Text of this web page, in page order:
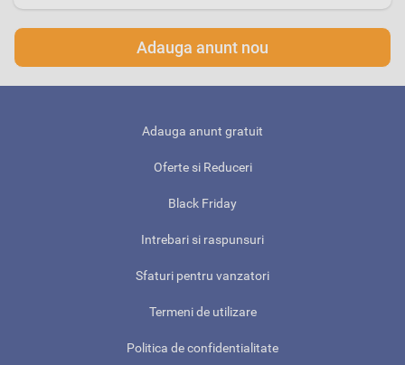
Adauga anunt nou
Adauga anunt gratuit
Oferte si Reduceri
Black Friday
Intrebari si raspunsuri
Sfaturi pentru vanzatori
Termeni de utilizare
Politica de confidentialitate